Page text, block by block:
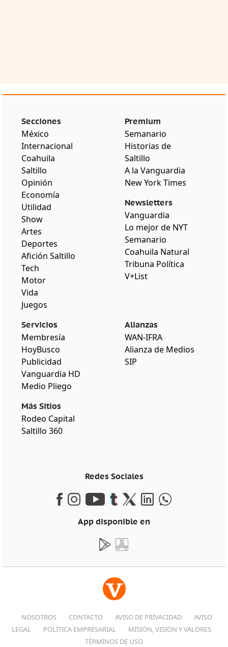
Secciones
México
Internacional
Coahuila
Saltillo
Opinión
Economía
Utilidad
Show
Artes
Deportes
Afición Saltillo
Tech
Motor
Vida
Juegos
Premium
Semanario
Historias de
Saltillo
A la Vanguardia
New York Times
Newsletters
Vanguardia
Lo mejor de NYT
Semanario
Coahuila Natural
Tribuna Política
V+List
Servicios
Membresía
HoyBusco
Publicidad
Vanguardia HD
Medio Pliego
Más Sitios
Rodeo Capital
Saltillo 360
Alianzas
WAN-IFRA
Alianza de Medios
SIP
Redes Sociales
App disponible en
NOSOTROS CONTACTO AVISO DE PRIVACIDAD
AVISO
LEGAL
POLÍTICA EMPRESARIAL
MISIÓN, VISIÓN Y VALORES
TÉRMINOS DE USO